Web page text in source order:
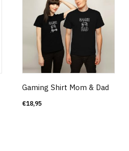
Gaming Shirt Mom & Dad
€18,95